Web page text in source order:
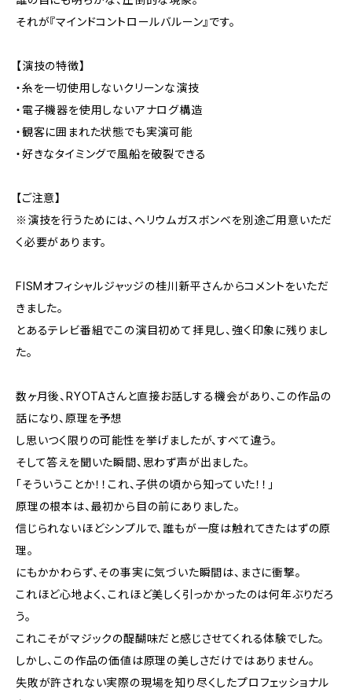
それが『マインドコントロールバルーン』です。
【演技の特徴】
・糸を一切使用しないクリーンな演技
・電子機器を使用しないアナログ構造
・観客に囲まれた状態でも実演可能
・好きなタイミングで風船を破裂できる
【ご注意】
※演技を行うためには、ヘリウムガスボンベを別途ご用意いただ
く必要があります。
FISMオフィシャルジャッジの桂川新平さんからコメントをいただ
きました。
とあるテレビ番組でこの演目初めて拝見し、強く印象に残りまし
た。
数ヶ月後、RYOTAさんと直接お話しする機会があり、この作品の
話になり、原理を予想
し思いつく限りの可能性を挙げましたが、すべて違う。
そして答えを聞いた瞬間、思わず声が出ました。
「そういうことか！！これ、子供の頃から知っていた！！」
原理の根本は、最初から目の前にありました。
信じられないほどシンプルで、誰もが一度は触れてきたはずの原
理。
にもかかわらず、その事実に気づいた瞬間は、まさに衝撃。
これほど心地よく、これほど美しく引っかかったのは何年ぶりだろ
う。
これこそがマジックの醍醐味だと感じさせてくれる体験でした。
しかし、この作品の価値は原理の美しさだけではありません。
失敗が許されない実際の現場を知り尽くしたプロフェッショナル